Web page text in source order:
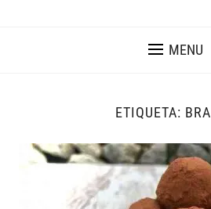
MENU
ETIQUETA: